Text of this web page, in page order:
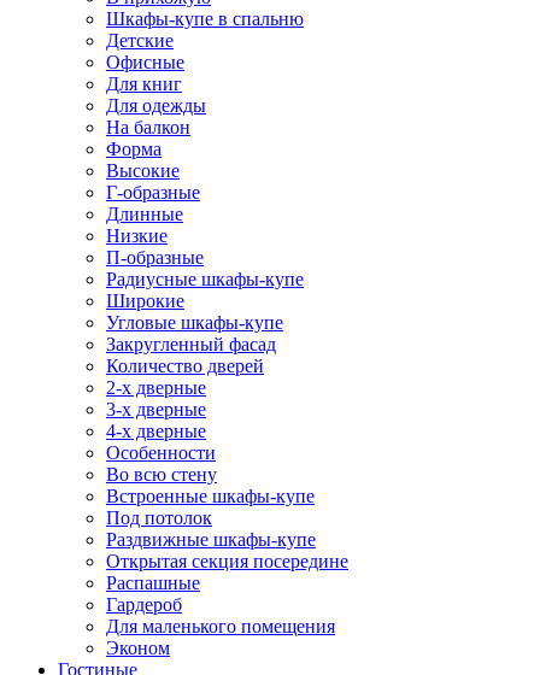
Шкафы-купе в спальню
Детские
Офисные
Для книг
Для одежды
На балкон
Форма
Высокие
Г-образные
Длинные
Низкие
П-образные
Радиусные шкафы-купе
Широкие
Угловые шкафы-купе
Закругленный фасад
Количество дверей
2-х дверные
3-х дверные
4-х дверные
Особенности
Во всю стену
Встроенные шкафы-купе
Под потолок
Раздвижные шкафы-купе
Открытая секция посередине
Распашные
Гардероб
Для маленького помещения
Эконом
Гостиные